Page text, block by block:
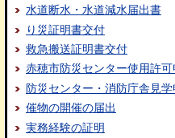
水道断水・水道減水届出書
り災証明書交付
救急搬送証明書交付
赤穂市防災センター使用許可
防災センター・消防庁舎見学
催物の開催の届出
実務経験の証明